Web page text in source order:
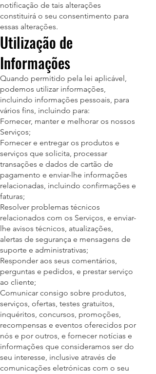
notificação de tais alterações
constituirá o seu consentimento para
essas alterações.
Utilização de
Informações
Quando permitido pela lei aplicável,
podemos utilizar informações,
incluindo informações pessoais, para
vários fins, incluindo para:
Fornecer, manter e melhorar os nossos
Serviços;
Fornecer e entregar os produtos e
serviços que solicita, processar
transações e dados de cartão de
pagamento e enviar-lhe informações
relacionadas, incluindo confirmações e
faturas;
Resolver problemas técnicos
relacionados com os Serviços, e enviar-
lhe avisos técnicos, atualizações,
alertas de segurança e mensagens de
suporte e administrativas;
Responder aos seus comentários,
perguntas e pedidos, e prestar serviço
ao cliente;
Comunicar consigo sobre produtos,
serviços, ofertas, testes gratuitos,
inquéritos, concursos, promoções,
recompensas e eventos oferecidos por
nós e por outros, e fornecer notícias e
informações que consideramos ser do
seu interesse, inclusive através de
comunicações eletrónicas com o seu